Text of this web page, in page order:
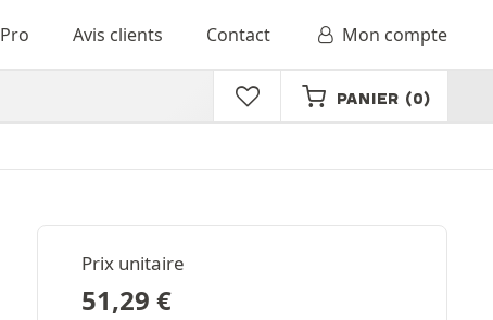
Pro Avis clients Contact Mon compte
PANIER (0)
Prix unitaire
51,29 €